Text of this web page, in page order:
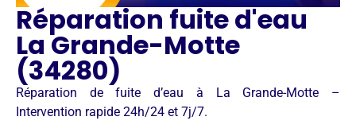
Réparation fuite d'eau
La Grande-Motte
(34280)
Réparation de fuite d’eau à La Grande-Motte –
Intervention rapide 24h/24 et 7j/7.